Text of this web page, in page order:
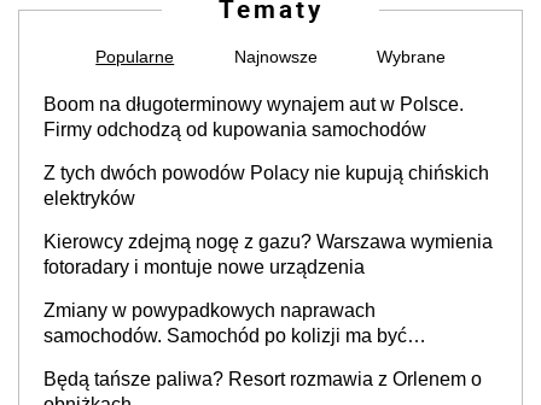
Tematy
Popularne Najnowsze Wybrane
Boom na długoterminowy wynajem aut w Polsce.
Firmy odchodzą od kupowania samochodów
Z tych dwóch powodów Polacy nie kupują chińskich
elektryków
Kierowcy zdejmą nogę z gazu? Warszawa wymienia
fotoradary i montuje nowe urządzenia
Zmiany w powypadkowych naprawach
samochodów. Samochód po kolizji ma być
producenta
Będą tańsze paliwa? Resort rozmawia z Orlenem o